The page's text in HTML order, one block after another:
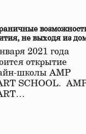
не выходя из
2021 года
открытие
школы АМР
SCHOOL.